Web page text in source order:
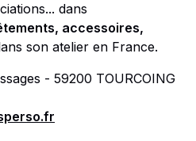
dans
accessoires,
son atelier en France.
- 59200 TOURCOING